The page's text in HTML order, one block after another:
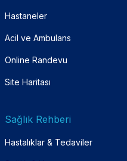
Hastaneler
Acil ve Ambulans
Online Randevu
Site Haritası
Sağlık Rehberi
Hastalıklar & Tedaviler